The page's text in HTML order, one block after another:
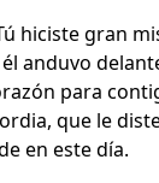
hiciste gran
anduvo
para
que le
en este día.